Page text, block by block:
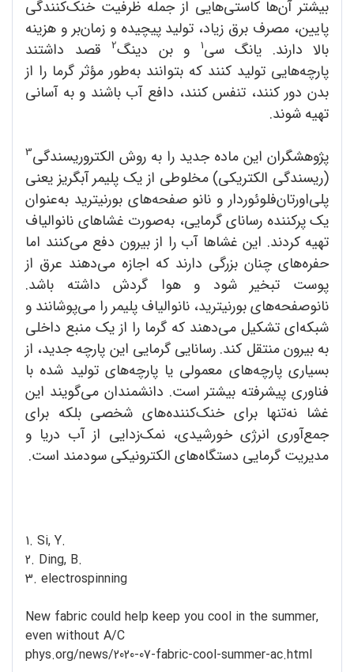
بیشتر آن‌ها کاستی‌هایی از جمله ظرفیت خنک‌کنندگی
پایین، مصرف برق زیاد، تولید پیچیده و زمان‌بر و هزینه
بالا دارند. یانگ سی1و بن دینگ2قصد داشتند
پارچه‌هایی تولید کنند که بتوانند به‌طور مؤثر گرما را از
بدن دور کنند، تنفس کنند، دافع آب باشند و به آسانی
تهیه شوند.
پژوهشگران این ماده جدید را به روش الکتروریسندگی3
(ریسندگی الکتریکی) مخلوطی از یک پلیمر آبگریز یعنی
پلی‌اورتان‌فلوئوردار و نانو صفحه‌های بورنیترید به‌عنوان
یک پرکننده رسانای گرمایی، به‌صورت غشاهای نانوالیاف
تهیه کردند. این غشاها آب را از بیرون دفع می‌کنند اما
حفره‌های چنان بزرگی دارند که اجازه می‌دهند عرق از
پوست تبخیر شود و هوا گردش داشته باشد.
نانوصفحه‌های بور‌نیترید، نانوالیاف پلیمر را می‌پوشانند و
شبکه‌ای تشکیل می‌دهند که گرما را از یک منبع داخلی
به بیرون منتقل کند. رسانایی گرمایی این پارچه جدید، از
بسیاری پارچه‌های معمولی یا پارچه‌های تولید شده با
فناوری پیشرفته بیشتر است. دانشمندان می‌گویند این
غشا نه‌تنها برای خنک‌کننده‌های شخصی بلکه برای
جمع‌آوری انرژی خورشیدی، نمک‌زدایی از آب دریا و
مدیریت گرمایی دستگاه‌های الکترونیکی سودمند است.
1. Si, Y.
2. Ding, B.
3. electrospinning
New fabric could help keep you cool in the summer,
even without A/C
phys.org/news/2020-07-fabric-cool-summer-ac.html